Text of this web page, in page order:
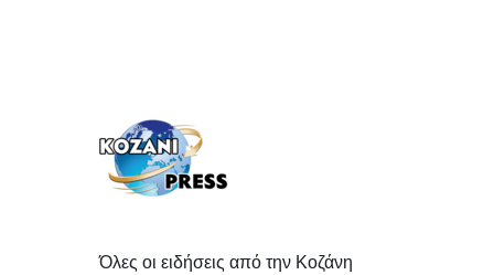
Όλες οι ειδήσεις από την Κοζάνη